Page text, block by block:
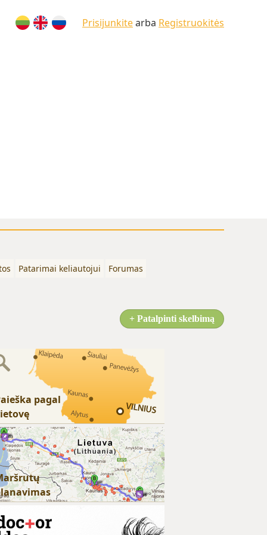
Prisijunkitearba Registruokitės
Patarimai keliautojui
Forumas
+ Patalpinti skelbimą
pagal